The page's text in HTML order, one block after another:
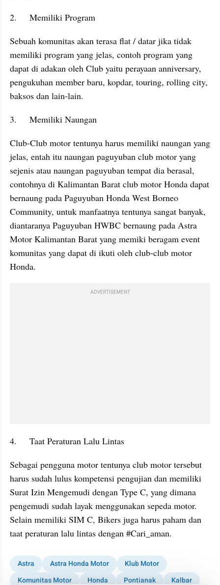
2.	Memiliki Program
Sebuah komunitas akan terasa flat / datar jika tidak
memiliki program yang jelas, contoh program yang
dapat di adakan oleh Club yaitu perayaan anniversary,
pengukuhan member baru, kopdar, touring, rolling city,
baksos dan lain-lain.
3.	Memiliki Naungan
Club-Club motor tentunya harus memiliki naungan yang
jelas, entah itu naungan paguyuban club motor yang
sejenis atau naungan paguyuban tempat dia berasal,
contohnya di Kalimantan Barat club motor Honda dapat
bernaung pada Paguyuban Honda West Borneo
Community, untuk manfaatnya tentunya sangat banyak,
diantaranya Paguyuban HWBC bernaung pada Astra
Motor Kalimantan Barat yang memiki beragam event
komunitas yang dapat di ikuti oleh club-club motor
Honda.
ADVERTISEMENT
4.	Taat Peraturan Lalu Lintas
Sebagai pengguna motor tentunya club motor tersebut
harus sudah lulus kompetensi pengujian dan memiliki
Surat Izin Mengemudi dengan Type C, yang dimana
pengemudi sudah layak menggunakan sepeda motor.
Selain memiliki SIM C, Bikers juga harus paham dan
taat peraturan lalu lintas dengan #Cari_aman.
Astra Astra Honda Motor
Klub Motor
Komunitas Motor
Honda Pontianak Kalbar